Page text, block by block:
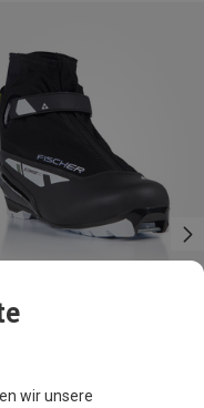
wir unsere